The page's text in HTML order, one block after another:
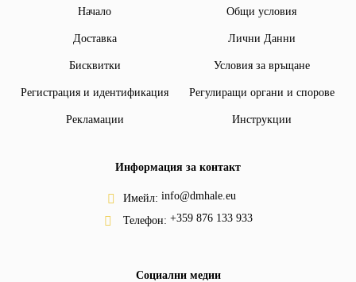
Начало Общи условия
Доставка Лични Данни
Бисквитки Условия за връщане
Регистрация и идентификация Регулиращи органи и спорове
Рекламации Инструкции
Информация за контакт
Имейл: info@dmhale.eu
Телефон: +359 876 133 933
Социални медии